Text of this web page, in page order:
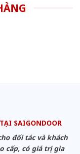
SAIGONDOOR
đối tác và khách
cấp, có giá trị gia